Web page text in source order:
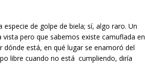
de golpe de biela; sí, algo raro. Un
pero que sabemos existe camuflada en
está, en qué lugar se enamoró del
libre cuando no está cumpliendo, diría